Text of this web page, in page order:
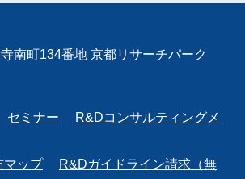
南町134番地 京都リサーチパーク
セミナー
R&Dコンサルティングメ
マップ
R&Dガイドライン請求（無